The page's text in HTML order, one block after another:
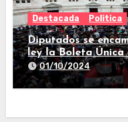
Destacada Politica
Diputados se
ley la Boleta Única
larga sesión
01/10/2024